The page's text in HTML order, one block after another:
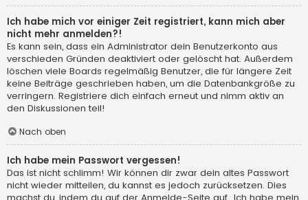
Ich habe mich vor einiger Zeit registriert, kann mich aber
nicht mehr anmelden?!
Es kann sein, dass ein Administrator dein Benutzerkonto aus
verschieden Gründen deaktiviert oder gelöscht hat. Außerdem
löschen viele Boards regelmäßig Benutzer, die für längere Zeit
keine Beiträge geschrieben haben, um die Datenbankgröße zu
verringern. Registriere dich einfach erneut und nimm aktiv an
den Diskussionen teil!
Nach oben
Ich habe mein Passwort vergessen!
Das ist nicht schlimm! Wir können dir zwar dein altes Passwort
nicht wieder mitteilen, du kannst es jedoch zurücksetzen. Dies